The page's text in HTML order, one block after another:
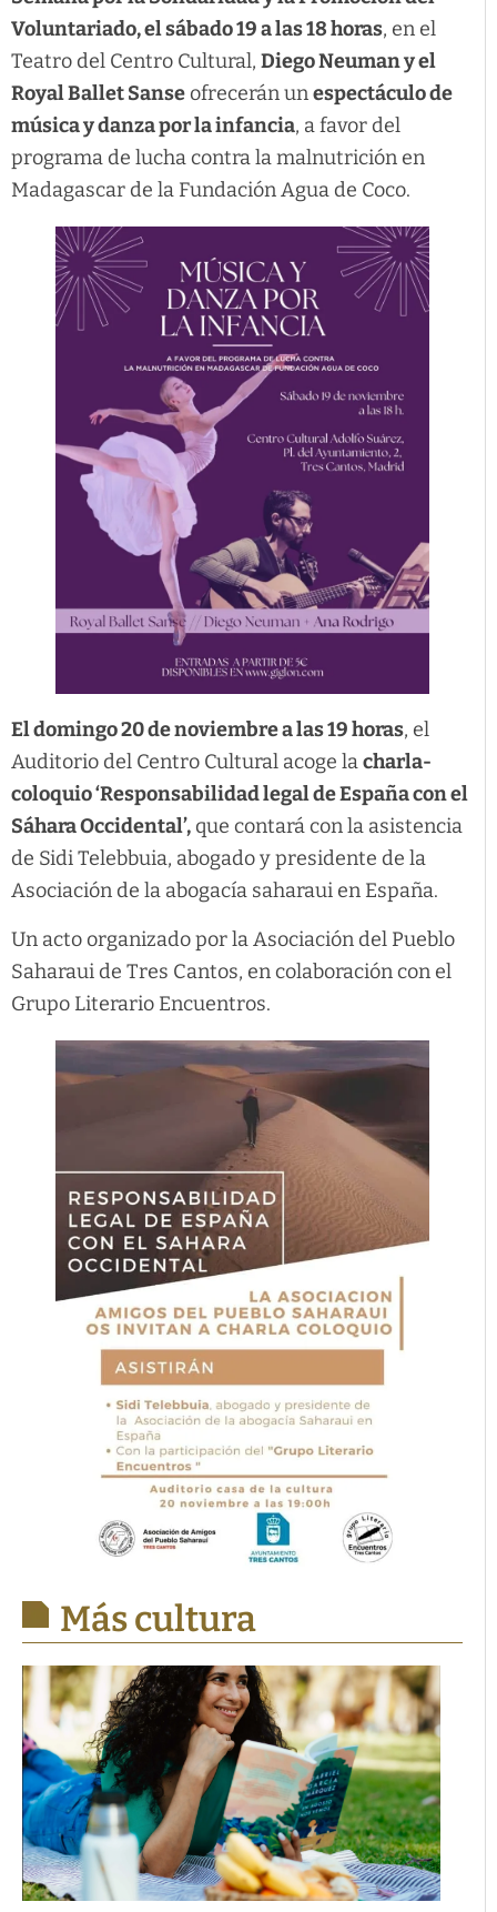
Voluntariado, el sábado 19 a las 18 horas, en el
Teatro del Centro Cultural, Diego Neuman y el
Royal Ballet Sanse ofrecerán unespectáculo de
música y danza por la infancia, a favor del
programa de lucha contra la malnutrición en
Madagascar de la Fundación Agua de Coco.
El domingo 20 de noviembre a las 19 horas, el
Auditorio del Centro Cultural acoge lacharla-
coloquio ‘Responsabilidad legal de España con el
Sáhara Occidental’, que contará con la asistencia
de Sidi Telebbuia, abogado y presidente de la
Asociación de la abogacía saharaui en España.
Un acto organizado por la Asociación del Pueblo
Saharaui de Tres Cantos, en colaboración con el
Grupo Literario Encuentros.
Más cultura